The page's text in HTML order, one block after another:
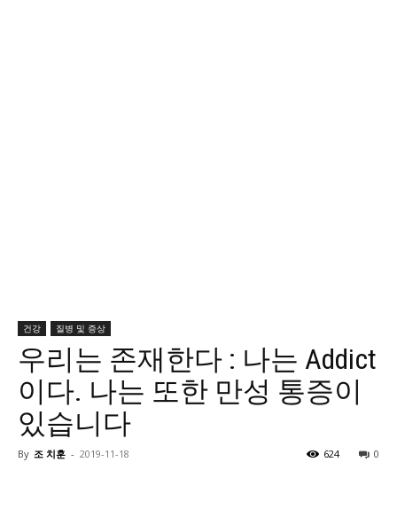
건강 질병 및 증상
우리는 존재한다 : 나는 Addict
이다. 나는 또한 만성 통증이
있습니다
By 조 치훈 - 2019-11-18 0
624